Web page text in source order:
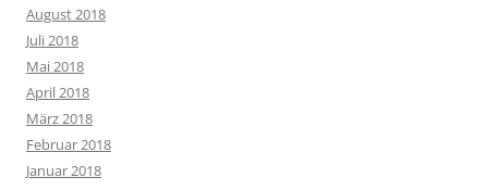
August 2018
Juli 2018
Mai 2018
April 2018
März 2018
Februar 2018
Januar 2018